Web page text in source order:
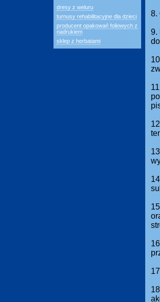
dresy z weluru
turnusy rehabilitacyjne dla dzieci
producent opakowań foliowych z
nadrukiem
sklep z herbatami
8.
9.